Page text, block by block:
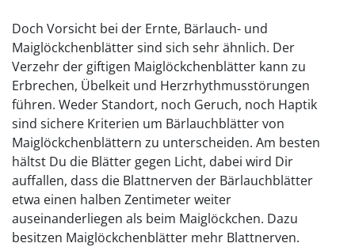
Doch Vorsicht bei der Ernte, Bärlauch- und
Maiglöckchenblätter sind sich sehr ähnlich. Der
Verzehr der giftigen Maiglöckchenblätter kann zu
Erbrechen, Übelkeit und Herzrhythmusstörungen
führen. Weder Standort, noch Geruch, noch Haptik
sind sichere Kriterien um Bärlauchblätter von
Maiglöckchenblättern zu unterscheiden. Am besten
hältst Du die Blätter gegen Licht, dabei wird Dir
auffallen, dass die Blattnerven der Bärlauchblätter
etwa einen halben Zentimeter weiter
auseinanderliegen als beim Maiglöckchen. Dazu
besitzen Maiglöckchenblätter mehr Blattnerven.